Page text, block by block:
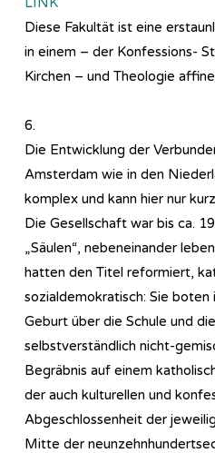
Diese Fakultät ist eine
in einem – der Konfessions-
Kirchen – und Theologie
6.
Die Entwicklung der
Amsterdam wie in den
komplex und kann hier nur
Die Gesellschaft war bis ca.
„Säulen“, nebeneinander
hatten den Titel reformiert,
sozialdemokratisch: Sie
Geburt über die Schule und
selbstverständlich nicht-
Begräbnis auf einem
der auch kulturellen und
Abgeschlossenheit der
Mitte der